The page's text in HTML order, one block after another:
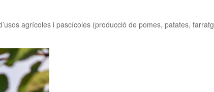
agrícoles i pascícoles (producció de pomes, patates,